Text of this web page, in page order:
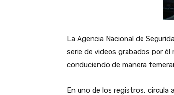
La Agencia Nacional de
serie de videos grabados por él
conduciendo de manera
En uno de los registros, circula